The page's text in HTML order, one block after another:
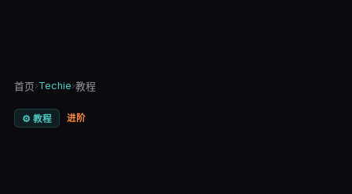
首页›Techie›教程
⚙️ 教程 进阶